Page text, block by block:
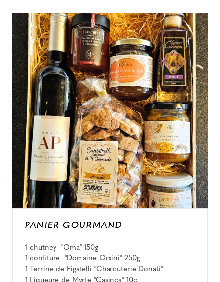
PANIER GOURMAND
1 chutney "Oma" 150g
1 confiture "Domaine Orsini" 250g
1 Terrine de Figatelli "Charcuterie Donati"
1 Liqueure de Myrte "Casinca" 10cl